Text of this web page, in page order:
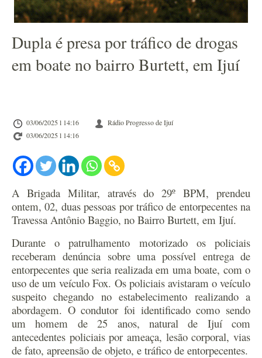
Dupla é presa por tráfico de drogas
em boate no bairro Burtett, em Ijuí
03/06/2025 l 14:16
Rádio Progresso de Ijuí
03/06/2025 l 14:16
A Brigada Militar, através do 29º BPM, prendeu
ontem, 02, duas pessoas por tráfico de entorpecentes na
Travessa Antônio Baggio, no Bairro Burtett, em Ijuí.
Durante o patrulhamento motorizado os policiais
receberam denúncia sobre uma possível entrega de
entorpecentes que seria realizada em uma boate, com o
uso de um veículo Fox. Os policiais avistaram o veículo
suspeito chegando no estabelecimento realizando a
abordagem. O condutor foi identificado como sendo
um homem de 25 anos, natural de Ijuí com
antecedentes policiais por ameaça, lesão corporal, vias
de fato, apreensão de objeto, e tráfico de entorpecentes.